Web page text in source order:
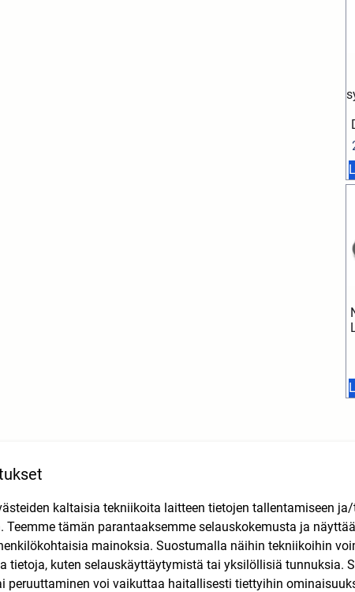
kaltaisia tekniikoita laitteen tietojen tallentamiseen
Teemme tämän parantaaksemme selauskokemusta ja
mainoksia. Suostumalla näihin tekniikoihin
tietoja, kuten selauskäyttäytymistä tai yksilöllisiä tunnuksia.
peruuttaminen voi vaikuttaa haitallisesti tiettyihin